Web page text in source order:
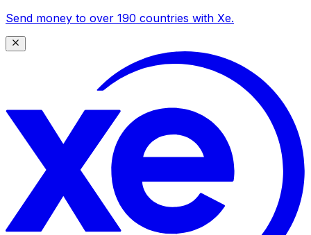
Send money to over 190 countries with Xe.